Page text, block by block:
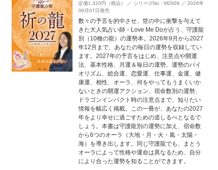
定価1,320円（税込） ／ シリーズNo：M2009 ／ 2026年
09月07日発売
数々の予言を的中させ、世の中に衝撃を与えて
きた大人気占い師・Love Me Doが占う、守護龍
別（10種の龍）の運勢本。2026年9月から2027
年12月まで、あなたの毎日の運勢を収録してい
ます。2027年の予言をはじめ、注意点や開運
法、基本性格、月運＆毎日の運勢、運勢のバイ
オリズム、総合運、恋愛運、仕事運、金運、健
康運、相性、オーラ、何をやってもうまくいか
ないときの開運アクション、宿命数別の運勢、
ドラゴンインパクト時の注意点まで、知りたい
情報を幅広く掲載。この一冊が、あなたの2027
年をより幸せに過ごすための道しるべとなるで
しょう。本書は守護龍別の運勢に加え、宿命数
から6つのオーラ（大地・月・火・風・太陽・
海）を導き出します。同じ守護龍でも、まとう
オーラによって性格や運命は異なるため、自分
により合った運勢を知ることができます。